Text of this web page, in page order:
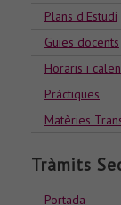
Plans d'Estudi
Guies docents
Horaris i
Pràctiques
Matèries
Tràmits
Portada